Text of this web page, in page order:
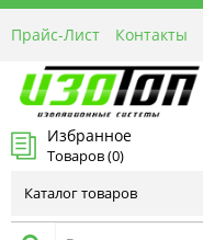
Прайс-Лист Контакты
Реквизиты
Доставка
Акции и Распродажи
Оптовым покупателям
Избранное
Товаров (0)
Каталог товаров